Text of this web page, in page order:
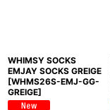
WHIMSY SOCKS
EMJAY SOCKS GREIGE
[WHMS26S-EMJ-GG-
GREIGE]